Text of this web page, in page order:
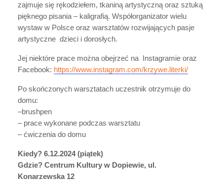
zajmuje się rękodziełem, tkaniną artystyczną oraz sztuką
pięknego pisania – kaligrafią. Współorganizator wielu
wystaw w Polsce oraz warsztatów rozwijających pasje
artystyczne dzieci i dorosłych.
Jej niektóre prace można obejrzeć na Instagramie oraz
Facebook: https://www.instagram.com/krzywe.literki/
Po skończonych warsztatach uczestnik otrzymuje do
domu:
–brushpen
– prace wykonane podczas warsztatu
– ćwiczenia do domu
Kiedy? 6.12.2024 (piątek)
Gdzie? Centrum Kultury w Dopiewie, ul.
Konarzewska 12